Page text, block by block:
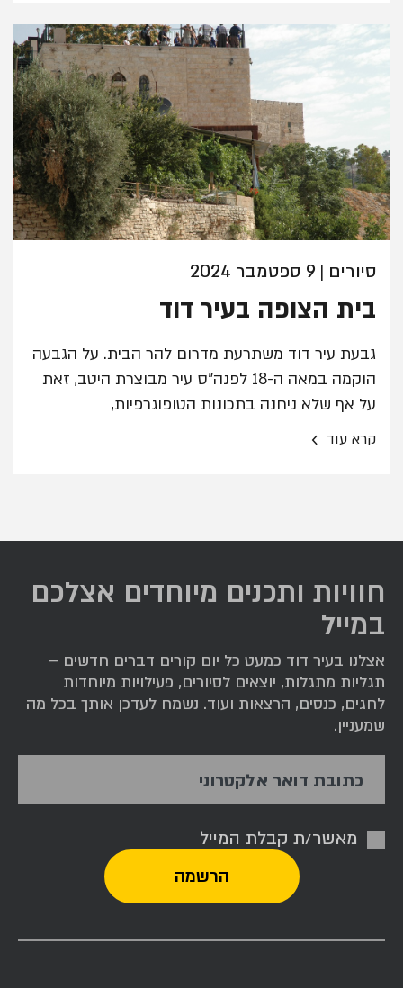
סיורים | 9 ספטמבר 2024
בית הצופה בעיר דוד
גבעת עיר דוד משתרעת מדרום להר הבית. על הגבעה
הוקמה במאה ה-18 לפנה"ס עיר מבוצרת היטב, זאת
על אף שלא ניחנה בתכונות הטופוגרפיות,
קרא עוד ›
חוויות ותכנים מיוחדים אצלכם
במייל
אצלנו בעיר דוד כמעט כל יום קורים דברים חדשים –
תגליות מתגלות, יוצאים לסיורים, פעילויות מיוחדות
לחגים, כנסים, הרצאות ועוד. נשמח לעדכן אותך בכל מה
שמעניין.
כתובת דואר אלקטרוני
מאשר/ת קבלת המייל